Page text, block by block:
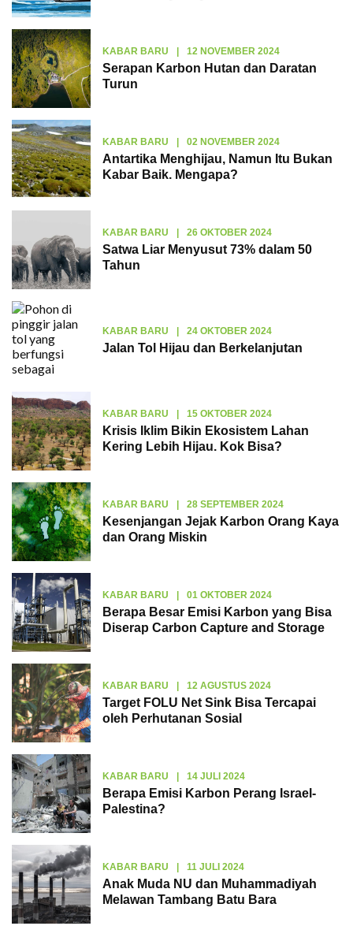
KABAR BARU | 12 NOVEMBER 2024
Serapan Karbon Hutan dan Daratan
Turun
KABAR BARU | 02 NOVEMBER 2024
Antartika Menghijau, Namun Itu Bukan
Kabar Baik. Mengapa?
KABAR BARU | 26 OKTOBER 2024
Satwa Liar Menyusut 73% dalam 50
Tahun
KABAR BARU | 24 OKTOBER 2024
Jalan Tol Hijau dan Berkelanjutan
KABAR BARU | 15 OKTOBER 2024
Krisis Iklim Bikin Ekosistem Lahan
Kering Lebih Hijau. Kok Bisa?
KABAR BARU | 28 SEPTEMBER 2024
Kesenjangan Jejak Karbon Orang Kaya
dan Orang Miskin
KABAR BARU | 01 OKTOBER 2024
Berapa Besar Emisi Karbon yang Bisa
Diserap Carbon Capture and Storage
KABAR BARU | 12 AGUSTUS 2024
Target FOLU Net Sink Bisa Tercapai
oleh Perhutanan Sosial
KABAR BARU | 14 JULI 2024
Berapa Emisi Karbon Perang Israel-
Palestina?
KABAR BARU | 11 JULI 2024
Anak Muda NU dan Muhammadiyah
Melawan Tambang Batu Bara